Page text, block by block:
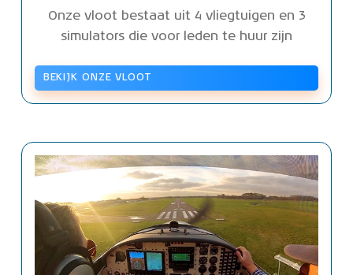
Onze vloot bestaat uit 4 vliegtuigen en 3
simulators die voor leden te huur zijn
BEKIJK ONZE VLOOT